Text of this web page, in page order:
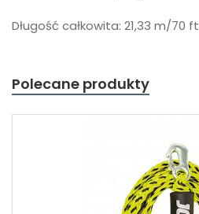
Długość całkowita: 21,33 m/70 ft
Polecane produkty